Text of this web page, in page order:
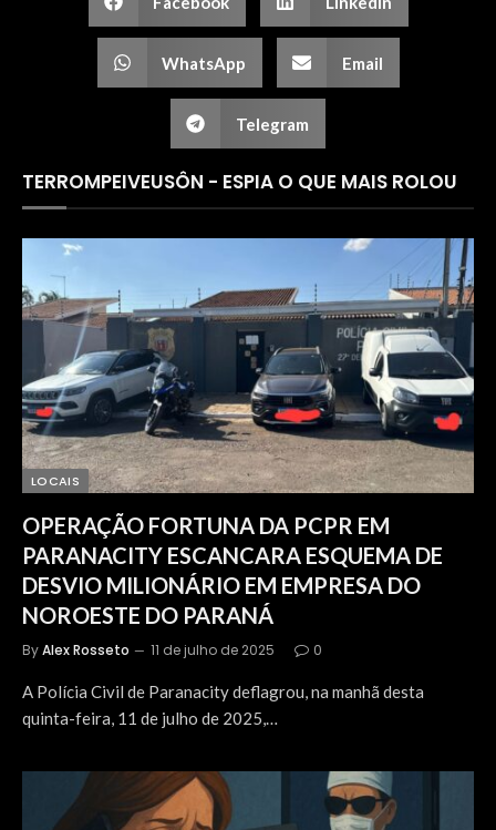
WhatsApp Email
Telegram
TERROMPEIVEUSÔN - ESPIA O QUE MAIS ROLOU
LOCAIS
OPERAÇÃO FORTUNA DA PCPR EM
PARANACITY ESCANCARA ESQUEMA DE
DESVIO MILIONÁRIO EM EMPRESA DO
NOROESTE DO PARANÁ
ByAlex Rosseto 11 de julho de 2025 0
A Polícia Civil de Paranacity deflagrou, na manhã desta
quinta-feira, 11 de julho de 2025,…